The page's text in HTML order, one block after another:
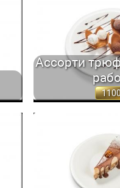
Ассорти
ШОКОЛАДА
И КАРАМЕЛЬЮ